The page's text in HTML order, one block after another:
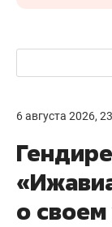
6 августа 2026,
о